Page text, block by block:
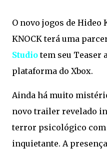
O novo jogos de Hideo
KNOCK terá uma
Studiotem seu Teaser
plataforma do Xbox.
Ainda há muito
novo trailer revelado
terror psicológico com
inquietante. A